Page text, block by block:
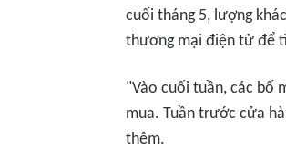
cuối tháng 5, lượng
thương mại điện tử để
"Vào cuối tuần, các bố
mua. Tuần trước cửa
thêm.